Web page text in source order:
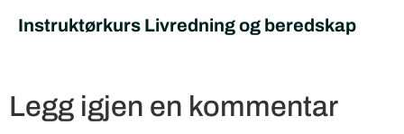
Instruktørkurs Livredning og beredskap
Legg igjen en kommentar